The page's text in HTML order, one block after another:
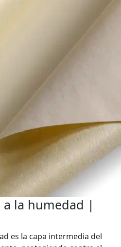
a la humedad |
es la capa intermedia del